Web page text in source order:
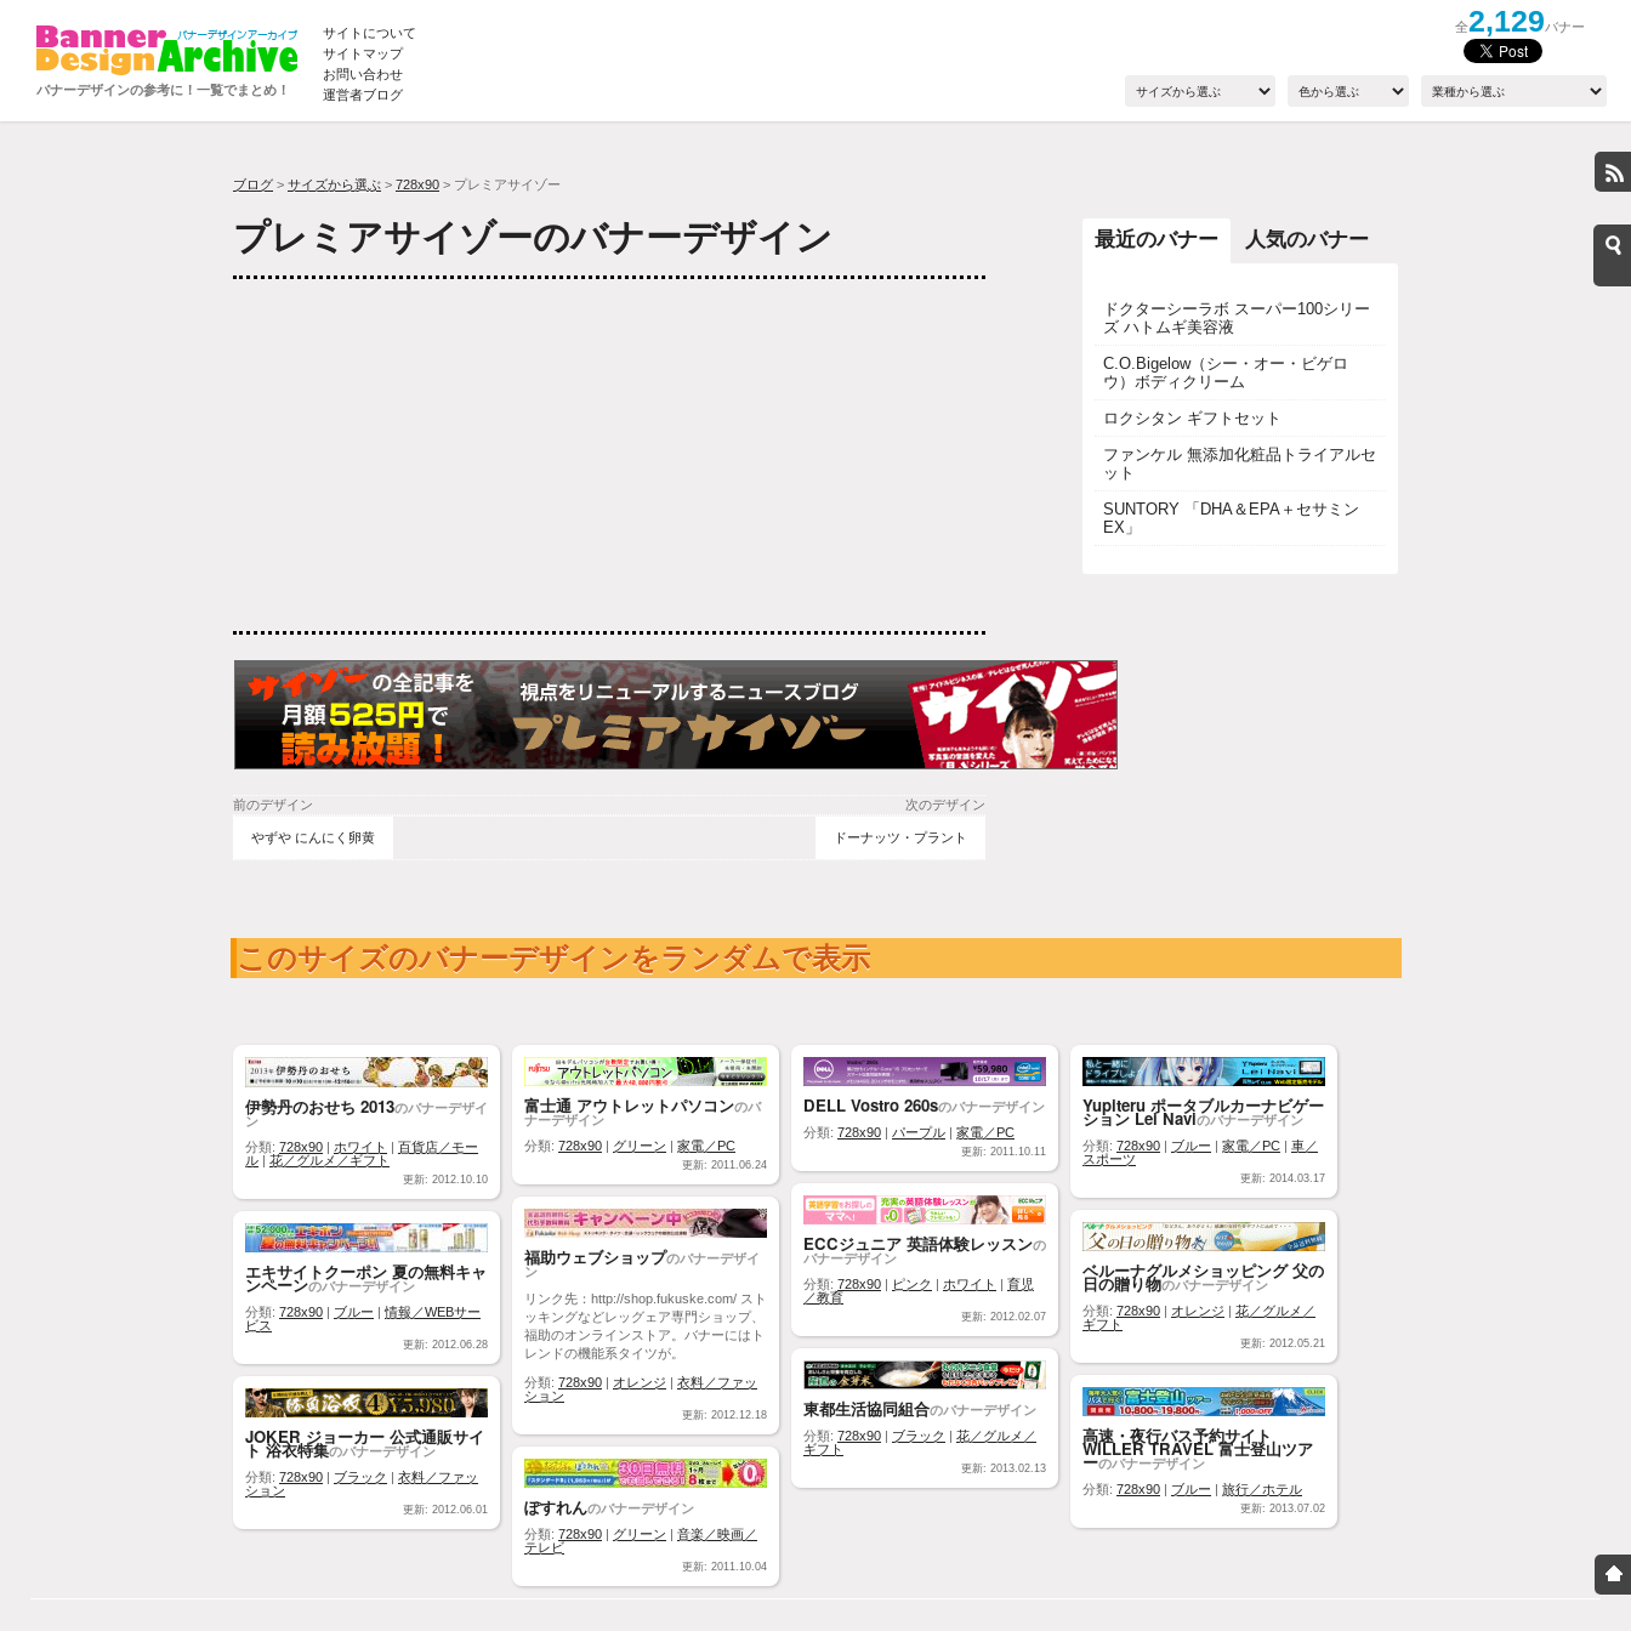
バナーデザインの参考に！一覧でまとめ！
サイトについて
サイトマップ
お問い合わせ
運営者ブログ
全2,129バナー
ブログ > サイズから選ぶ > 728x90 > プレミアサイゾー
プレミアサイゾーのバナーデザイン
前のデザイン 次のデザイン
やずや にんにく卵黄 ドーナッツ・プラント
最近のバナー 人気のバナー
ドクターシーラボ スーパー100シリー
ズ ハトムギ美容液
C.O.Bigelow（シー・オー・ビゲロ
ウ）ボディクリーム
ロクシタン ギフトセット
ファンケル 無添加化粧品トライアルセ
ット
SUNTORY 「DHA＆EPA＋セサミン
EX」
このサイズのバナーデザインをランダムで表示
伊勢丹のおせち 2013のバナーデザイ
ン
分類: 728x90 ホワイト
百貨店／モー
ル
花／グルメ／ギフト
更新: 2012.10.10
富士通 アウトレットパソコンのバ
ナーデザイン
分類: 728x90 グリーン 家電／PC
更新: 2011.06.24
DELL Vostro 260sのバナーデザイン
分類: 728x90 パープル 家電／PC
更新: 2011.10.11
Yupiteru ポータブルカーナビゲー
ション Lei Naviのバナーデザイン
分類: 728x90 ブルー 家電／PC
車／
スポーツ
更新: 2014.03.17
ECCジュニア 英語体験レッスンの
バナーデザイン
分類: 728x90 ピンク ホワイト
育児
／教育
更新: 2012.02.07
福助ウェブショップのバナーデザイ
ン
リンク先：http://shop.fukuske.com/ スト
ッキングなどレッグェア専門ショップ、
福助のオンラインストア。バナーにはト
レンドの機能系タイツが。
分類: 728x90 オレンジ
衣料／ファッ
ション
更新: 2012.12.18
ベルーナグルメショッピング 父の
日の贈り物のバナーデザイン
分類: 728x90 オレンジ
花／グルメ／
ギフト
更新: 2012.05.21
エキサイトクーポン 夏の無料キャ
ンペーンのバナーデザイン
分類: 728x90 ブルー |情報／WEBサー
ビス
更新: 2012.06.28
東都生活協同組合のバナーデザイン
分類: 728x90 ブラック
花／グルメ／
ギフト
更新: 2013.02.13
高速・夜行バス予約サイト
WILLER TRAVEL 富士登山ツア
ーのバナーデザイン
分類: 728x90 ブルー 旅行／ホテル
更新: 2013.07.02
JOKER ジョーカー 公式通販サイ
ト 浴衣特集のバナーデザイン
分類: 728x90 ブラック
衣料／ファッ
ション
更新: 2012.06.01 ぽすれんのバナーデザイン
分類: 728x90 グリーン
音楽／映画／
テレビ
更新: 2011.10.04